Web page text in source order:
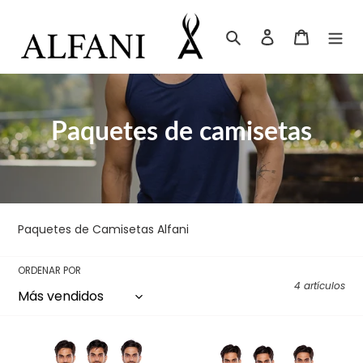
contenido
Buscar Ingresar Carrito
C
o
e
c
ó
Paquetes de camisetas
Paquetes de Camisetas Alfani
ORDENAR POR
4 artículos